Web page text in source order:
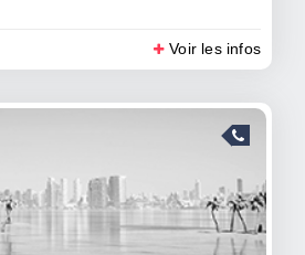
Voir les infos